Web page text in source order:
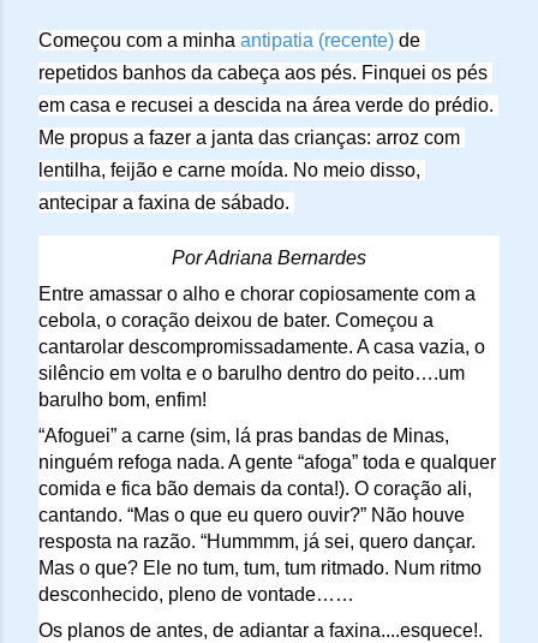
Começou com a minha antipatia (recente) de
repetidos banhos da cabeça aos pés. Finquei os pés
em casa e recusei a descida na área verde do prédio.
Me propus a fazer a janta das crianças: arroz com
lentilha, feijão e carne moída. No meio disso,
antecipar a faxina de sábado.
Por Adriana Bernardes
Entre amassar o alho e chorar copiosamente com a
cebola, o coração deixou de bater. Começou a
cantarolar descompromissadamente. A casa vazia, o
silêncio em volta e o barulho dentro do peito….um
barulho bom, enfim!
“Afoguei” a carne (sim, lá pras bandas de Minas,
ninguém refoga nada. A gente “afoga” toda e qualquer
comida e fica bão demais da conta!). O coração ali,
cantando. “Mas o que eu quero ouvir?” Não houve
resposta na razão. “Hummmm, já sei, quero dançar.
Mas o que? Ele no tum, tum, tum ritmado. Num ritmo
desconhecido, pleno de vontade……
Os planos de antes, de adiantar a faxina....esquece!.